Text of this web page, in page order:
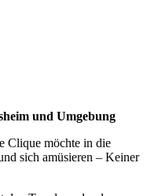
und Umgebung
Clique möchte in die
sich amüsieren – Keiner